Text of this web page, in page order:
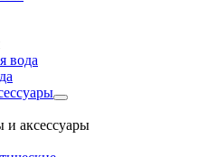
вода
аксессуары